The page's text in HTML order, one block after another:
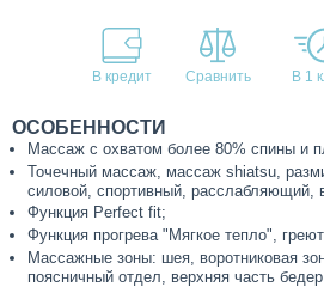
В кредит В 1
ОСОБЕННОСТИ
Массаж с охватом более 80% спины и
Точечный массаж, массаж shiatsu,
силовой, спортивный, расслабляющий,
Функция Perfect fit;
Функция прогрева "Мягкое тепло",
Массажные зоны: шея, воротниковая
поясничный отдел, верхняя часть